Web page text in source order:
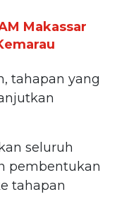
Makassar
tahapan yang
seluruh
pembentukan
tahapan